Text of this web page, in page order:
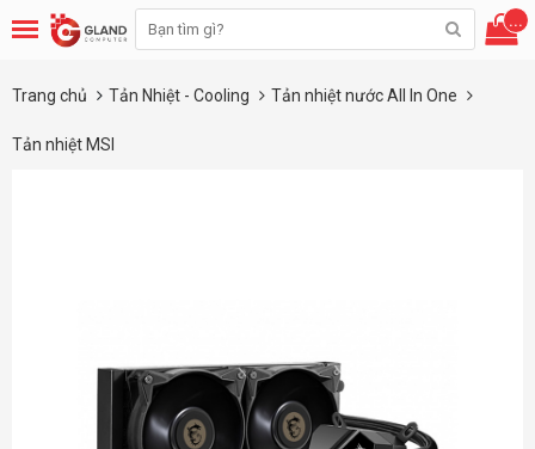
...
Trang chủ Tản Nhiệt - Cooling Tản nhiệt nước All In One
Tản nhiệt MSI